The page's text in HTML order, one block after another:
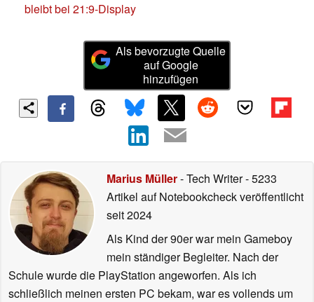
bleibt bei 21:9-Display
Als bevorzugte Quelle
auf Google
hinzufügen
Marius Müller- Tech Writer- 5233
Artikel auf Notebookcheck veröffentlicht
seit 2024
Als Kind der 90er war mein Gameboy
mein ständiger Begleiter. Nach der
Schule wurde die PlayStation angeworfen. Als ich
schließlich meinen ersten PC bekam, war es vollends um